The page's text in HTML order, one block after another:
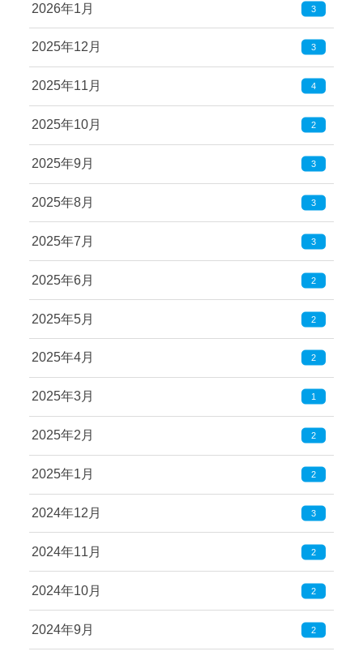
2026年1月 3
2025年12月 3
2025年11月 4
2025年10月 2
2025年9月 3
2025年8月 3
2025年7月 3
2025年6月 2
2025年5月 2
2025年4月 2
2025年3月 1
2025年2月 2
2025年1月 2
2024年12月 3
2024年11月 2
2024年10月 2
2024年9月 2